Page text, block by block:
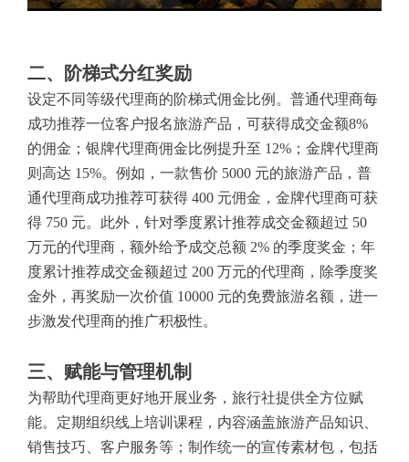
二、阶梯式分红奖励
设定不同等级代理商的阶梯式佣金比例。普通代理商每
成功推荐一位客户报名旅游产品，可获得成交金额8%
的佣金；银牌代理商佣金比例提升至 12%；金牌代理商
则高达 15%。例如，一款售价 5000 元的旅游产品，普
通代理商成功推荐可获得 400 元佣金，金牌代理商可获
得 750 元。此外，针对季度累计推荐成交金额超过 50
万元的代理商，额外给予成交总额 2% 的季度奖金；年
度累计推荐成交金额超过 200 万元的代理商，除季度奖
金外，再奖励一次价值 10000 元的免费旅游名额，进一
步激发代理商的推广积极性。
三、赋能与管理机制
为帮助代理商更好地开展业务，旅行社提供全方位赋
能。定期组织线上培训课程，内容涵盖旅游产品知识、
销售技巧、客户服务等；制作统一的宣传素材包，包括